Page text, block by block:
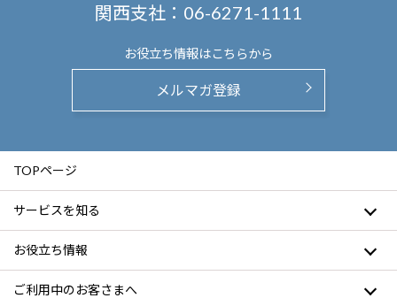
関西支社： 06-6271-1111
お役立ち情報はこちらから
メルマガ登録
TOPページ
サービスを知る
お役立ち情報
ご利用中のお客さまへ